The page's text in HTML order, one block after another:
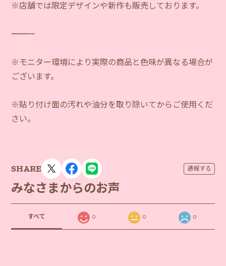
※店舗では限定デザインや新作も販売しております。
―――――――――――
※モニター環境により実際の商品と色味が異なる場合が
ございます。
※貼り付け面の汚れや油分を取り除いてからご使用くだ
さい。
SHARE 通報する
みなさまからのお声
すべて 0 0 0